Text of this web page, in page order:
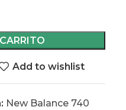
Add to wishlist
New Balance 740